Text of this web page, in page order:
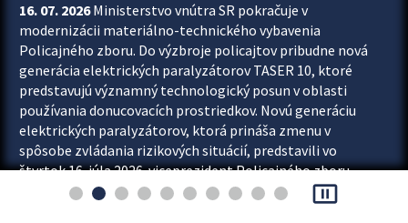
16. 07. 2026Ministerstvo vnútra SR pokračuje v
modernizácii materiálno-technického vybavenia
Policajného zboru. Do výzbroje policajtov pribudne nová
generácia elektrických paralyzátorov TASER 10, ktoré
predstavujú významný technologický posun v oblasti
používania donucovacích prostriedkov. Novú generáciu
elektrických paralyzátorov, ktorá prináša zmenu v
spôsobe zvládania rizikových situácií, predstavili vo
štvrtok 16. júla 2026 viceprezident Policajného zboru
Rastislav Polakovič a riaditeľ odboru výcviku...
pause_presentation